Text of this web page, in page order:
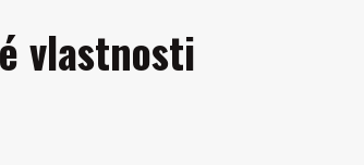
vlastnosti